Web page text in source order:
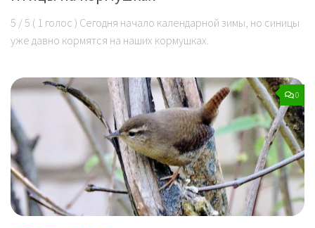
5 / 5 ( 1 голос ) Сегодня начало календарной зимы, но синицы
уже давно кормятся на наших кормушках.
0